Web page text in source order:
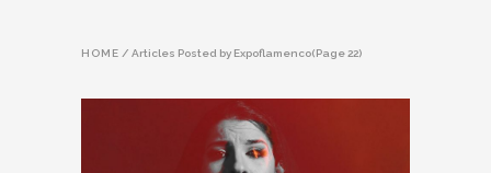
HOME / Articles Posted by Expoflamenco(Page 22)